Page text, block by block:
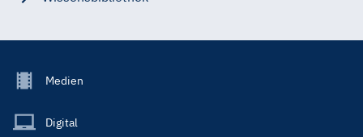
Footer
Main
Medien
Digital